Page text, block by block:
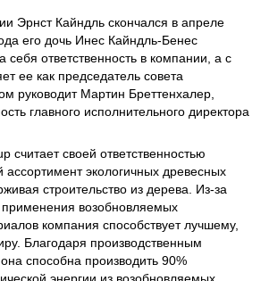
Эрнст Кайндль скончался в апреле
его дочь Инес Кайндль-Бенес
себя ответственность в компании, а с
ее как председатель совета
руководит Мартин Бреттенхалер,
главного исполнительного директора
считает своей ответственностью
ассортимент экологичных древесных
строительство из дерева. Из-за
применения возобновляемых
компания способствует лучшему,
Благодаря производственным
способна производить 90%
энергии из возобновляемых